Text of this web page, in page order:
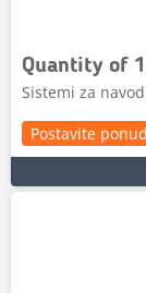
Quantity of
Sistemi za
Postavite